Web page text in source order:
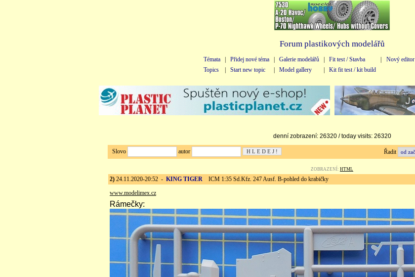
Forum plastikových modelářů
Témata Přidej nové téma Galerie modelářů Fit test / Stavba Nový editor
Topics
Start new topic Model gallery Kit fit test / kit build
denní zobrazení: 26320 / today visits: 26320
Slovo autor Řadit
ZOBRAZENÍ: HTML
2) 24.11.2020-20:52 - KING TIGER ICM 1:35 Sd.Kfz. 247 Ausf. B-pohled do krabičky
www.modelimex.cz
Rámečky: